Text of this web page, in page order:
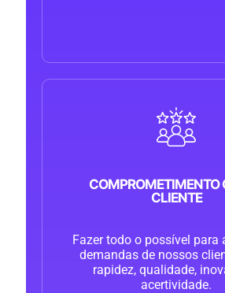
COMPROMETIMENTO
CLIENTE
Fazer todo o possível para
demandas de nossos
rapidez, qualidade,
acertividade.